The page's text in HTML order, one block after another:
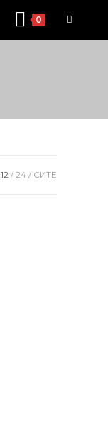
0
12 24 СИТЕ